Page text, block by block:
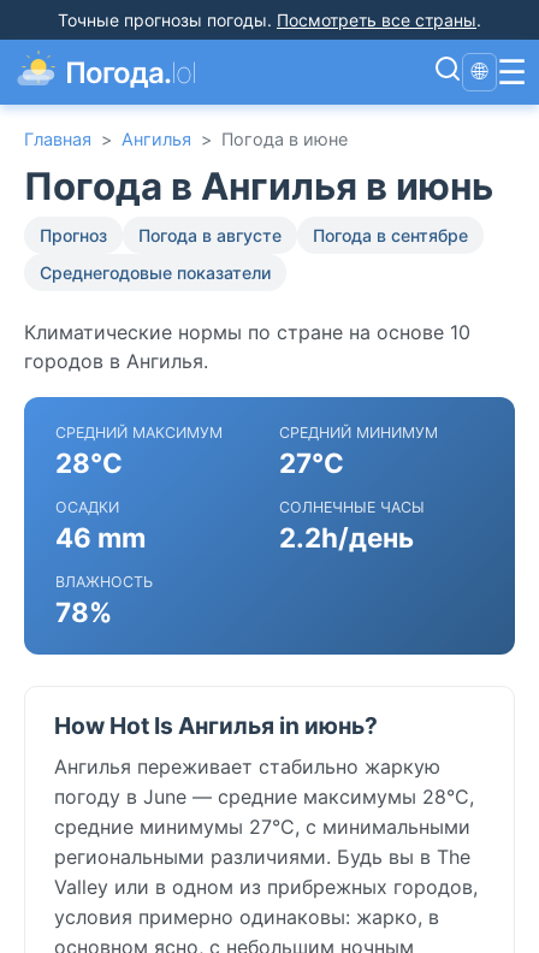
Точные прогнозы погоды. Посмотреть все страны.
Погода.lol 🌐 ☰
Главная > Ангилья > Погода в июне
Погода в Ангилья в июнь
Прогноз Погода в августе
Погода в сентябре
Среднегодовые показатели
Климатические нормы по стране на основе 10
городов в Ангилья.
СРЕДНИЙ МАКСИМУМ
28°C
СРЕДНИЙ МИНИМУМ
27°C
ОСАДКИ
46 mm
СОЛНЕЧНЫЕ ЧАСЫ
2.2h/день
ВЛАЖНОСТЬ
78%
How Hot Is Ангилья in июнь?
Ангилья переживает стабильно жаркую
погоду в June — средние максимумы 28°C,
средние минимумы 27°C, с минимальными
региональными различиями. Будь вы в The
Valley или в одном из прибрежных городов,
условия примерно одинаковы: жарко, в
основном ясно, с небольшим ночным